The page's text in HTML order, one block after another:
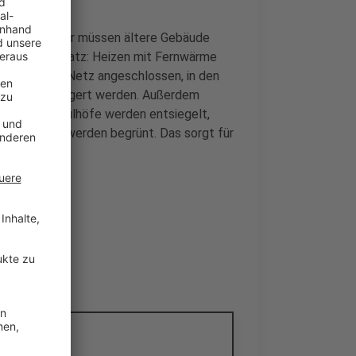
Dafür müssen ältere Gebäude
Ein Ansatz: Heizen mit Fernwärme
ans Netz angeschlossen, in den
gesteigert werden. Außerdem
Dach, Schulhöfe werden entsiegelt,
Dächer werden begrünt. Das sorgt für